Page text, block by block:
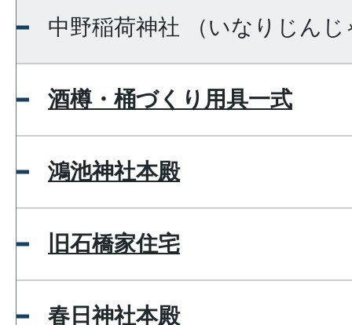
中野稲荷神社 （いなりじん
酒樽・桶づくり用具一式
鴻池神社本殿
旧石橋家住宅
春日神社本殿